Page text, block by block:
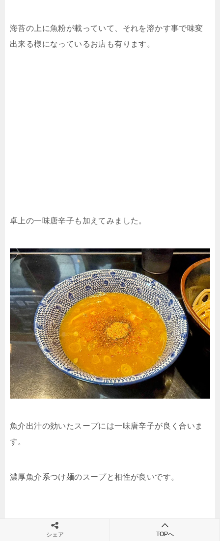
海苔の上に魚粉が載っていて、それを溶かす事で味変
出来る様になっているお店も有ります。
卓上の一味唐辛子も加えてみました。
魚介出汁の効いたスープには一味唐辛子が良く合いま
す。
濃厚魚介系つけ麺のスープと相性が良いです。
シェア TOPへ